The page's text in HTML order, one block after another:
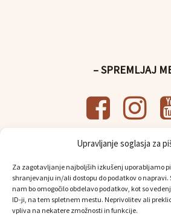
Upravljanje soglasja za
Za zagotavljanje najboljših izkušenj uporabljamo
shranjevanju in/ali dostopu do podatkov o napravi.
nam bo omogočilo obdelavo podatkov, kot so
ID-ji, na tem spletnem mestu. Neprivolitev ali
vpliva na nekatere zmožnosti in funkcije.
– SPREMLJAJ
– UPORABNE
Splošni pogoji
Politikavarstva osebnih
Osebni prevzem in